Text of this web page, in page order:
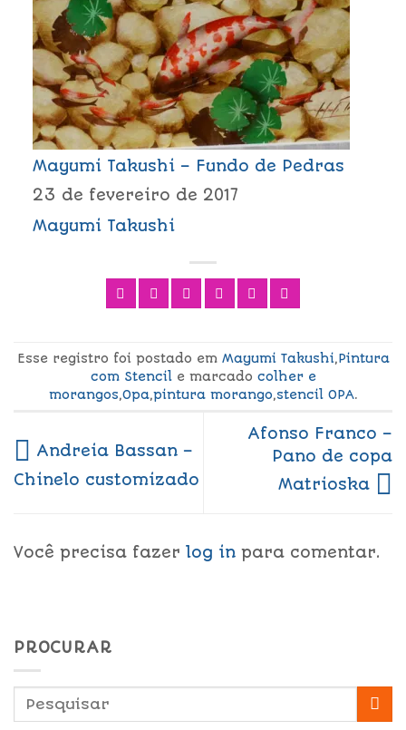
Mayumi Takushi – Fundo de Pedras
23 de fevereiro de 2017
Mayumi Takushi
Esse registro foi postado em Mayumi Takushi,Pintura
com Stencile marcado colher e
morangos,Opa,pintura morango,stencil OPA.
Andreia Bassan –
Chinelo customizado
Afonso Franco –
Pano de copa
Matrioska
Você precisa fazer log in para comentar.
PROCURAR